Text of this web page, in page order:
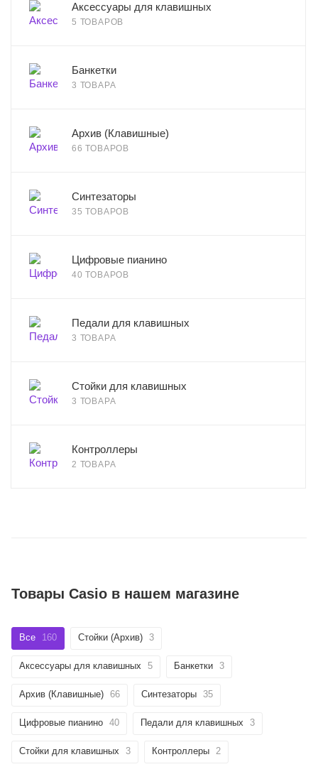
Аксессуары для клавишных
5 ТОВАРОВ
Банкетки
3 ТОВАРА
Архив (Клавишные)
66 ТОВАРОВ
Синтезаторы
35 ТОВАРОВ
Цифровые пианино
40 ТОВАРОВ
Педали для клавишных
3 ТОВАРА
Стойки для клавишных
3 ТОВАРА
Контроллеры
2 ТОВАРА
Товары Casio в нашем магазине
Все 160 Стойки (Архив) 3
Аксессуары для клавишных 5 Банкетки 3
Архив (Клавишные) 66 Синтезаторы 35
Цифровые пианино 40 Педали для клавишных 3
Стойки для клавишных 3 Контроллеры 2